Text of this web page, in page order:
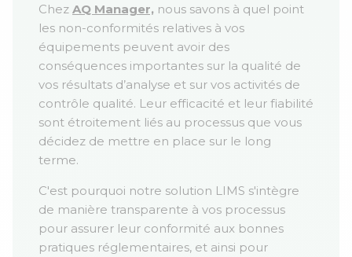
Chez AQ Manager, nous savons à quel point
les non-conformités relatives à vos
équipements peuvent avoir des
conséquences importantes sur la qualité de
vos résultats d’analyse et sur vos activités de
contrôle qualité. Leur efficacité et leur fiabilité
sont étroitement liés au processus que vous
décidez de mettre en place sur le long
terme.
C'est pourquoi notre solution LIMS s'intègre
de manière transparente à vos processus
pour assurer leur conformité aux bonnes
pratiques réglementaires, et ainsi pour